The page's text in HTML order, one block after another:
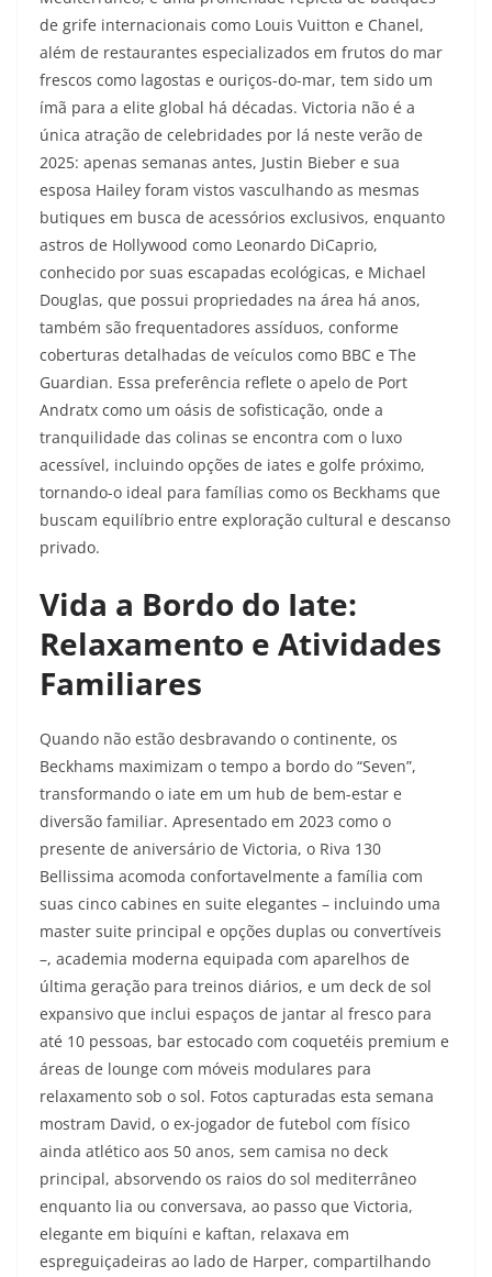
de grife internacionais como Louis Vuitton e Chanel,
além de restaurantes especializados em frutos do mar
frescos como lagostas e ouriços-do-mar, tem sido um
ímã para a elite global há décadas. Victoria não é a
única atração de celebridades por lá neste verão de
2025: apenas semanas antes, Justin Bieber e sua
esposa Hailey foram vistos vasculhando as mesmas
butiques em busca de acessórios exclusivos, enquanto
astros de Hollywood como Leonardo DiCaprio,
conhecido por suas escapadas ecológicas, e Michael
Douglas, que possui propriedades na área há anos,
também são frequentadores assíduos, conforme
coberturas detalhadas de veículos como BBC e The
Guardian. Essa preferência reflete o apelo de Port
Andratx como um oásis de sofisticação, onde a
tranquilidade das colinas se encontra com o luxo
acessível, incluindo opções de iates e golfe próximo,
tornando-o ideal para famílias como os Beckhams que
buscam equilíbrio entre exploração cultural e descanso
privado.
Vida a Bordo do Iate:
Relaxamento e Atividades
Familiares
Quando não estão desbravando o continente, os
Beckhams maximizam o tempo a bordo do “Seven”,
transformando o iate em um hub de bem-estar e
diversão familiar. Apresentado em 2023 como o
presente de aniversário de Victoria, o Riva 130
Bellissima acomoda confortavelmente a família com
suas cinco cabines en suite elegantes – incluindo uma
master suite principal e opções duplas ou convertíveis
–, academia moderna equipada com aparelhos de
última geração para treinos diários, e um deck de sol
expansivo que inclui espaços de jantar al fresco para
até 10 pessoas, bar estocado com coquetéis premium e
áreas de lounge com móveis modulares para
relaxamento sob o sol. Fotos capturadas esta semana
mostram David, o ex-jogador de futebol com físico
ainda atlético aos 50 anos, sem camisa no deck
principal, absorvendo os raios do sol mediterrâneo
enquanto lia ou conversava, ao passo que Victoria,
elegante em biquíni e kaftan, relaxava em
espreguiçadeiras ao lado de Harper, compartilhando